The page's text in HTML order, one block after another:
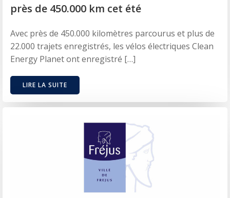
près de 450.000 km cet été
Avec près de 450.000 kilomètres parcourus et plus de
22.000 trajets enregistrés, les vélos électriques Clean
Energy Planet ont enregistré […]
LIRE LA SUITE